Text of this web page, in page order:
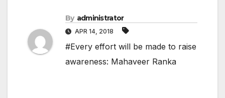
By administrator
APR 14, 2018
#Every effort will be made to raise
awareness: Mahaveer Ranka